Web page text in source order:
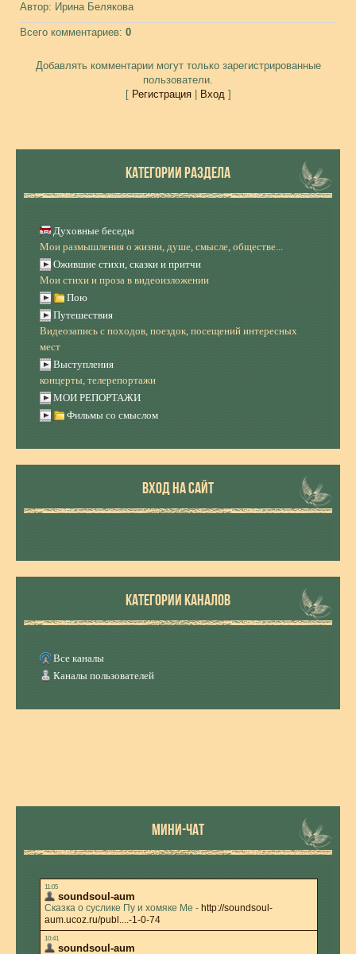
Автор: Ирина Белякова
Всего комментариев: 0
Добавлять комментарии могут только зарегистрированные
пользователи.
[ Регистрация| Вход]
КАТЕГОРИИ РАЗДЕЛА
Духовные беседы
Мои размышления о жизни, душе, смысле, обществе...
Ожившие стихи, сказки и притчи
Мои стихи и проза в видеоизложении
Пою
Путешествия
Видеозапись с походов, поездок, посещений интересных
мест
Выступления
концерты, телерепортажи
МОИ РЕПОРТАЖИ
Фильмы со смыслом
ВХОД НА САЙТ
КАТЕГОРИИ КАНАЛОВ
Все каналы
Каналы пользователей
МИНИ-ЧАТ